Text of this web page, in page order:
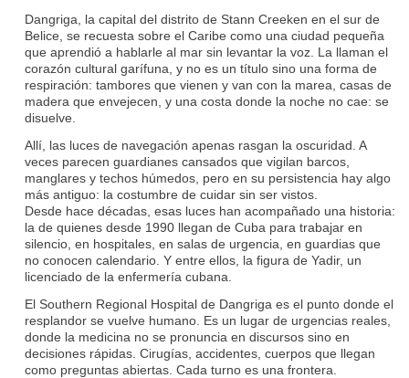
Dangriga, la capital del distrito de Stann Creeken en el sur de
Belice, se recuesta sobre el Caribe como una ciudad pequeña
que aprendió a hablarle al mar sin levantar la voz. La llaman el
corazón cultural garífuna, y no es un título sino una forma de
respiración: tambores que vienen y van con la marea, casas de
madera que envejecen, y una costa donde la noche no cae: se
disuelve.
Allí, las luces de navegación apenas rasgan la oscuridad. A
veces parecen guardianes cansados que vigilan barcos,
manglares y techos húmedos, pero en su persistencia hay algo
más antiguo: la costumbre de cuidar sin ser vistos.
Desde hace décadas, esas luces han acompañado una historia:
la de quienes desde 1990 llegan de Cuba para trabajar en
silencio, en hospitales, en salas de urgencia, en guardias que
no conocen calendario. Y entre ellos, la figura de Yadir, un
licenciado de la enfermería cubana.
El Southern Regional Hospital de Dangriga es el punto donde el
resplandor se vuelve humano. Es un lugar de urgencias reales,
donde la medicina no se pronuncia en discursos sino en
decisiones rápidas. Cirugías, accidentes, cuerpos que llegan
como preguntas abiertas. Cada turno es una frontera.